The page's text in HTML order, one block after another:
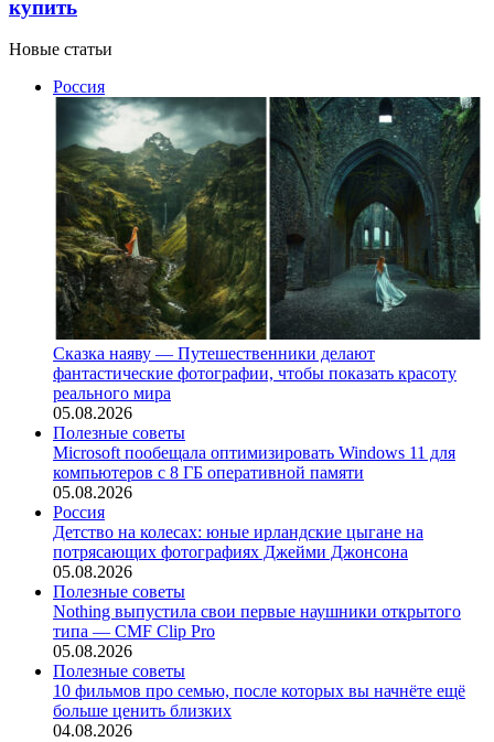
купить
Новые статьи
Россия
Сказка наяву — Путешественники делают
фантастические фотографии, чтобы показать красоту
реального мира
05.08.2026
Полезные советы
Microsoft пообещала оптимизировать Windows 11 для
компьютеров с 8 ГБ оперативной памяти
05.08.2026
Россия
Детство на колесах: юные ирландские цыгане на
потрясающих фотографиях Джейми Джонсона
05.08.2026
Полезные советы
Nothing выпустила свои первые наушники открытого
типа — CMF Clip Pro
05.08.2026
Полезные советы
10 фильмов про семью, после которых вы начнёте ещё
больше ценить близких
04.08.2026